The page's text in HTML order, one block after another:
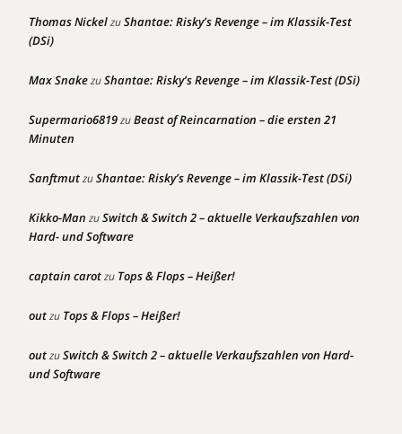
Thomas NickelzuShantae: Risky’s Revenge – im Klassik-Test
(DSi)
Max SnakezuShantae: Risky’s Revenge – im Klassik-Test (DSi)
Supermario6819zuBeast of Reincarnation – die ersten 21
Minuten
SanftmutzuShantae: Risky’s Revenge – im Klassik-Test (DSi)
Kikko-Man zuSwitch & Switch 2 – aktuelle Verkaufszahlen von
Hard- und Software
captain carotzu Tops & Flops – Heißer!
outzu Tops & Flops – Heißer!
outzuSwitch & Switch 2 – aktuelle Verkaufszahlen von Hard-
und Software